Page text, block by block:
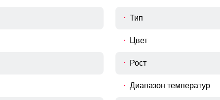
Тип
Цвет
Рост
Диапазон температур